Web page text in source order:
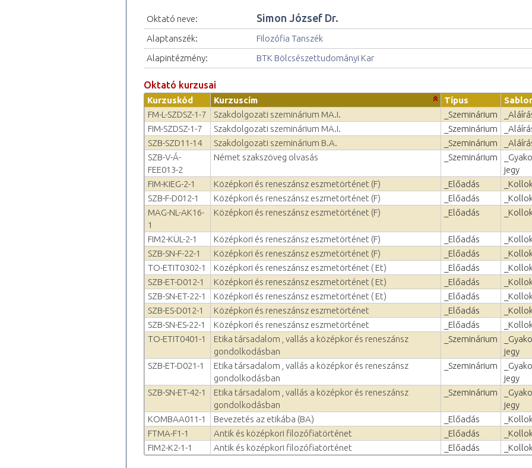
Oktató neve: Simon József Dr.
Alaptanszék:
Filozófia Tanszék
Alapintézmény:
BTK Bölcsészettudományi Kar
Oktató kurzusai
Kurzuskód Kurzuscím Típus
FM-L-SZDSZ-1-7
Szakdolgozati szeminárium MA.I. _Szeminárium
FIM-SZDSZ-1-7
Szakdolgozati szeminárium MA.I. _Szeminárium
SZB-SZD11-14
Szakdolgozati szeminárium B.A. _Szeminárium
SZB-V-Á-
FEE013-2
Német szakszöveg olvasás _Szeminárium
jegy
FIM-KIEG-2-1
Középkori és reneszánsz eszmetörténet (F) _Előadás
SZB-F-D012-1
Középkori és reneszánsz eszmetörténet (F) _Előadás
MAG-NL-AK16-
1
Középkori és reneszánsz eszmetörténet (F) _Előadás
FIM2-KÜL-2-1 Középkori és reneszánsz eszmetörténet (F) _Előadás
SZB-SN-F-22-1
Középkori és reneszánsz eszmetörténet (F) _Előadás
TO-ETIT0302-1
Középkori és reneszánsz eszmetörténet ( Et) _Előadás
SZB-ET-D012-1
Középkori és reneszánsz eszmetörténet ( Et) _Előadás
SZB-SN-ET-22-1
Középkori és reneszánsz eszmetörténet ( Et) _Előadás
SZB-ES-D012-1
Középkori és reneszánsz eszmetörténet _Előadás
SZB-SN-ES-22-1
Középkori és reneszánsz eszmetörténet _Előadás
TO-ETIT0401-1
Etika társadalom , vallás a középkor és reneszánsz
gondolkodásban
_Szeminárium
jegy
SZB-ET-D021-1
Etika társadalom , vallás a középkor és reneszánsz
gondolkodásban
_Szeminárium
jegy
SZB-SN-ET-42-1
Etika társadalom , vallás a középkor és reneszánsz
gondolkodásban
_Szeminárium
jegy
KOMBAA011-1
Bevezetés az etikába (BA) _Előadás
FTMA-F1-1
Antik és középkori filozófiatörténet _Előadás
FIM2-K2-1-1
Antik és középkori filozófiatörténet _Előadás